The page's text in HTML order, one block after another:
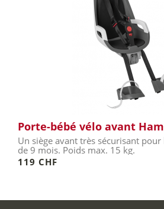
Porte-bébé vélo avant
Un siège avant très sécurisant
de 9 mois. Poids max. 15 kg.
119 CHF